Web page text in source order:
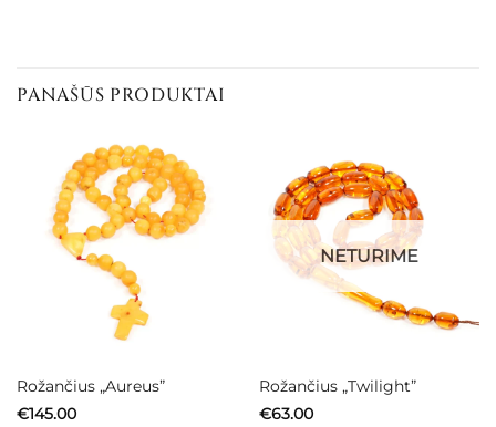
PANAŠŪS PRODUKTAI
Rožančius „Aureus”
€145.00
NETURIME
Rožančius „Twilight”
€63.00